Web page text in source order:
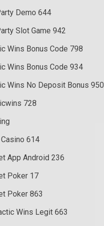
Demo 644
Slot Game 942
Wins Bonus Code 798
Wins Bonus Code 934
Wins No Deposit Bonus 950
728
614
App Android 236
Poker 17
Poker 863
Wins Legit 663